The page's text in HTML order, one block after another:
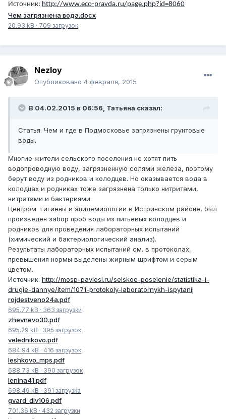
Источник: http://www.eco-pravda.ru/page.php?id=8060
Чем загрязнена вода.docx
20.93 kB · 709 загрузок
Nezloy
Опубликовано 4 февраля, 2015
В 04.02.2015 в 06:56, Татьяна сказал:
Статья. Чем и где в Подмосковье загрязнены грунтовые
воды.
Многие жители сельского поселения не хотят пить
водопроводную воду, загрязненную солями железа, поэтому
берут воду из родников и колодцев. Но оказывается вода в
колодцах и родниках тоже загрязнена только нитритами,
нитратами и бактериями.
Центром гигиены и эпидемиологии в Истринском районе, был
произведен забор проб воды из питьевых колодцев и
родников для проведения лабораторных испытаний
(химический и бактериологический анализ).
Результаты лабораторных испытаний см. в протоколах,
превышения нормы выделены жирным шрифтом и серым
цветом.
Источник: http://mosp-pavlosl.ru/selskoe-poselenie/statistika-i-
drugie-dannye/item/1071-protokoly-laboratornykh-ispytanij
rojdestveno24a.pdf
695.77 kB · 363 загрузки
zhevnevo30.pdf
695.29 kB · 395 загрузок
velednikovo.pdf
684.94 kB · 416 загрузок
leshkovo_mps.pdf
688.73 kB · 390 загрузок
lenina41.pdf
698.49 kB · 391 загрузка
gvard_div106.pdf
701.36 kB · 432 загрузки